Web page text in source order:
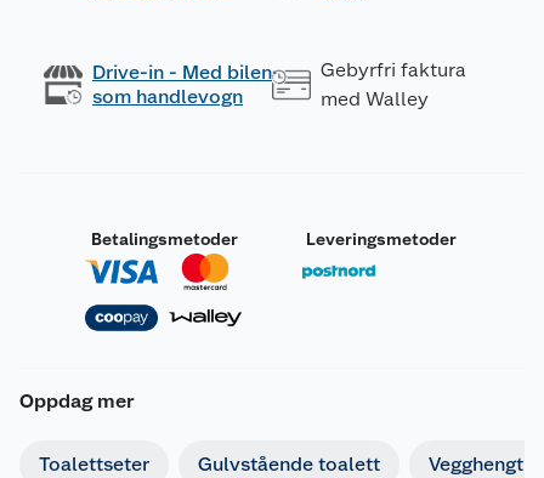
Drive-in - Med bilen
som handlevogn
Gebyrfri faktura
med Walley
Betalingsmetoder Leveringsmetoder
Oppdag mer
Toalettseter Gulvstående toalett Vegghengt